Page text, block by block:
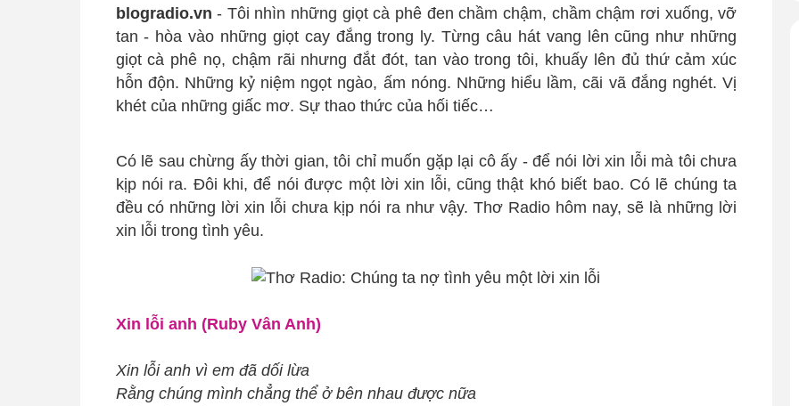
blogradio.vn - Tôi nhìn những giọt cà phê đen chầm chậm, chầm chậm rơi xuống, vỡ
tan - hòa vào những giọt cay đắng trong ly. Từng câu hát vang lên cũng như những
giọt cà phê nọ, chậm rãi nhưng đắt đót, tan vào trong tôi, khuấy lên đủ thứ cảm xúc
hỗn độn. Những kỷ niệm ngọt ngào, ấm nóng. Những hiểu lầm, cãi vã đắng nghét. Vị
khét của những giấc mơ. Sự thao thức của hối tiếc…
Có lẽ sau chừng ấy thời gian, tôi chỉ muốn gặp lại cô ấy - để nói lời xin lỗi mà tôi chưa
kịp nói ra. Đôi khi, để nói được một lời xin lỗi, cũng thật khó biết bao. Có lẽ chúng ta
đều có những lời xin lỗi chưa kịp nói ra như vậy. Thơ Radio hôm nay, sẽ là những lời
xin lỗi trong tình yêu.
Xin lỗi anh (Ruby Vân Anh)
Xin lỗi anh vì em đã dối lừa
Rằng chúng mình chẳng thể ở bên nhau được nữa